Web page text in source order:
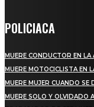
POLICIACA
MUERE CONDUCTOR EN
MUERE MOTOCICLISTA EN
MUERE MUJER CUANDO SE
MUERE SOLO Y OLVIDADO